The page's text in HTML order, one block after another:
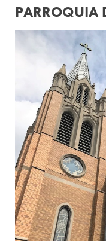
PARROQUIA